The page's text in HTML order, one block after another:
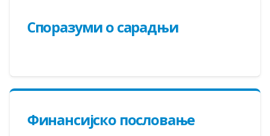
Споразуми о сарадњи
Финансијско пословање